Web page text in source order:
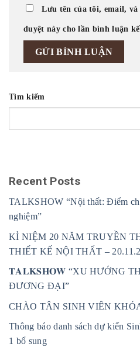
Lưu tên của tôi, email,
duyệt này cho lần bình luận
Tìm kiếm
Recent Posts
TALKSHOW “Nội thất: Điểm
nghiệm”
KỈ NIỆM 20 NĂM TRUYỀN
THIẾT KẾ NỘI THẤT –
𝐓𝐀𝐋𝐊𝐒𝐇𝐎𝐖 “XU HƯỚNG
ĐƯƠNG ĐẠI”
CHÀO TÂN SINH VIÊN
Thông báo danh sách dự kiến
1 bổ sung